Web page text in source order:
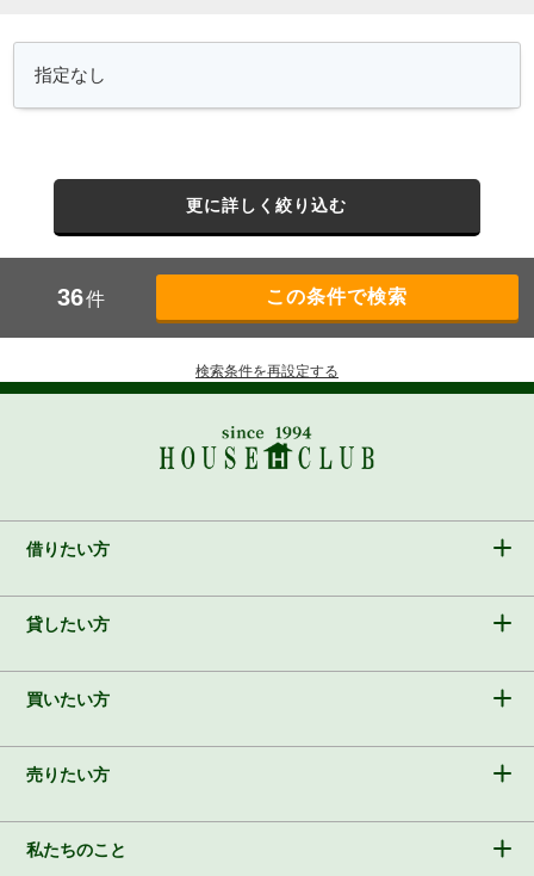
更に詳しく絞り込む
36件
検索条件を再設定する
借りたい方
貸したい方
買いたい方
売りたい方
私たちのこと